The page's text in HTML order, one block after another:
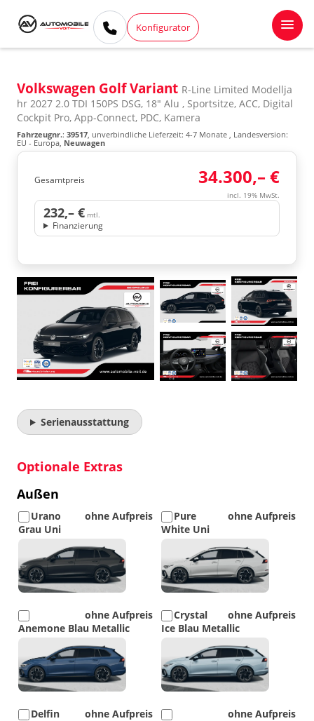
Konfigurator
Volkswagen Golf Variant R-Line Limited Modellja
hr 2027 2.0 TDI 150PS DSG, 18" Alu , Sportsitze, ACC, Digital
Cockpit Pro, App-Connect, PDC, Kamera
Fahrzeugnr.: 39517, unverbindliche Lieferzeit: 4-7 Monate , Landesversion:
EU - Europa, Neuwagen
Gesamtpreis 34.300,– €
incl. 19% MwSt.
232,– € mtl.
Finanzierung
Serienausstattung
Optionale Extras
Außen
ohne Aufpreis
Urano
Grau Uni
ohne Aufpreis
Pure
White Uni
ohne Aufpreis
Anemone Blau Metallic
ohne Aufpreis
Crystal
Ice Blau Metallic
ohne Aufpreis
Delfin
ohne Aufpreis